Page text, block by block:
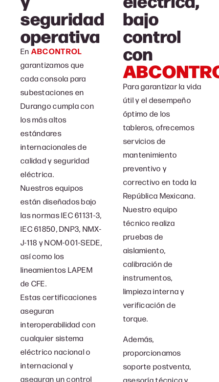
seguridad
operativa
En ABCONTROL
garantizamos que
cada consola para
subestaciones en
Durango cumpla con
los más altos
estándares
internacionales de
calidad y seguridad
eléctrica.
Nuestros equipos
están diseñados bajo
las normas IEC 61131-3,
IEC 61850, DNP3, NMX-
J-118 y NOM-001-SEDE,
así como los
lineamientos LAPEM
de CFE.
Estas certificaciones
aseguran
interoperabilidad con
cualquier sistema
eléctrico nacional o
internacional y
aseguran un control
bajo
control
con
Para garantizar la vida
útil y el desempeño
óptimo de los
tableros, ofrecemos
servicios de
mantenimiento
preventivo y
correctivo en toda la
República Mexicana.
Nuestro equipo
técnico realiza
pruebas de
aislamiento,
calibración de
instrumentos,
limpieza interna y
verificación de
torque.
Además,
proporcionamos
soporte postventa,
asesoría técnica y